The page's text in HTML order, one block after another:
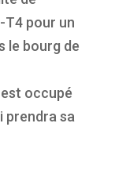
T4 pour un
le bourg de
occupé
prendra sa